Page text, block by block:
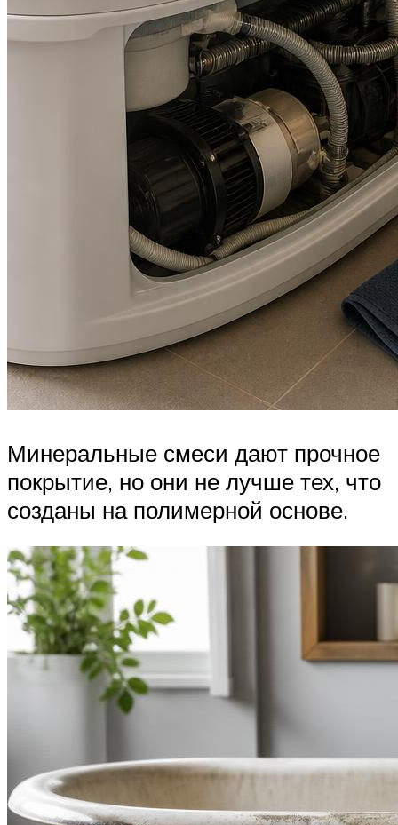
Минеральные смеси дают прочное
покрытие, но они не лучше тех, что
созданы на полимерной основе.